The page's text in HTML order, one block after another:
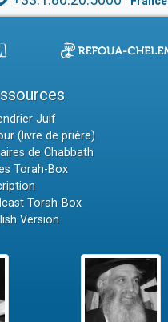
Juif
(livre de prière)
de Chabbath
Torah-Box
Torah-Box
Version